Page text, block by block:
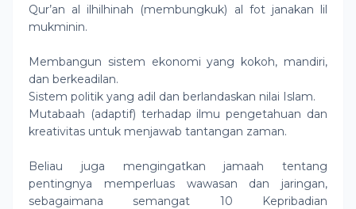
Qur’an al ilhilhinah (membungkuk) al fot janakan lil
mukminin.
Membangun sistem ekonomi yang kokoh, mandiri,
dan berkeadilan.
Sistem politik yang adil dan berlandaskan nilai Islam.
Mutabaah (adaptif) terhadap ilmu pengetahuan dan
kreativitas untuk menjawab tantangan zaman.
Beliau juga mengingatkan jamaah tentang
pentingnya memperluas wawasan dan jaringan,
sebagaimana semangat 10 Kepribadian